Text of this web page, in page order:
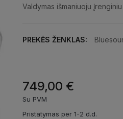
Valdymas išmaniuoju
PREKĖS ŽENKLAS:
749,00 €
Su PVM
Pristatymas per 1-2 d.d.